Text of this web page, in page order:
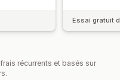
Essai gratuit
récurrents et basés sur